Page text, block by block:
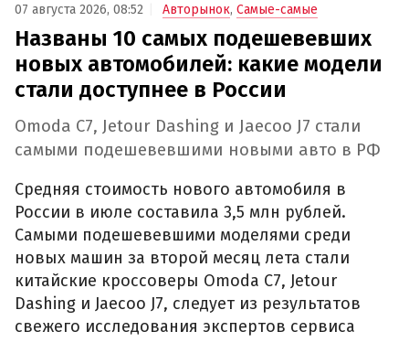
07 августа 2026, 08:52 Авторынок, Самые-самые
Названы 10 самых подешевевших
новых автомобилей: какие модели
стали доступнее в России
Omoda C7, Jetour Dashing и Jaecoo J7 стали
самыми подешевевшими новыми авто в РФ
Средняя стоимость нового автомобиля в
России в июле составила 3,5 млн рублей.
Самыми подешевевшими моделями среди
новых машин за второй месяц лета стали
китайские кроссоверы Omoda C7, Jetour
Dashing и Jaecoo J7, следует из результатов
свежего исследования экспертов сервиса